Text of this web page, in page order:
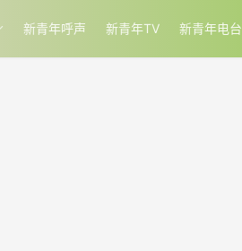
新青年呼声 新青年TV 新青年电台